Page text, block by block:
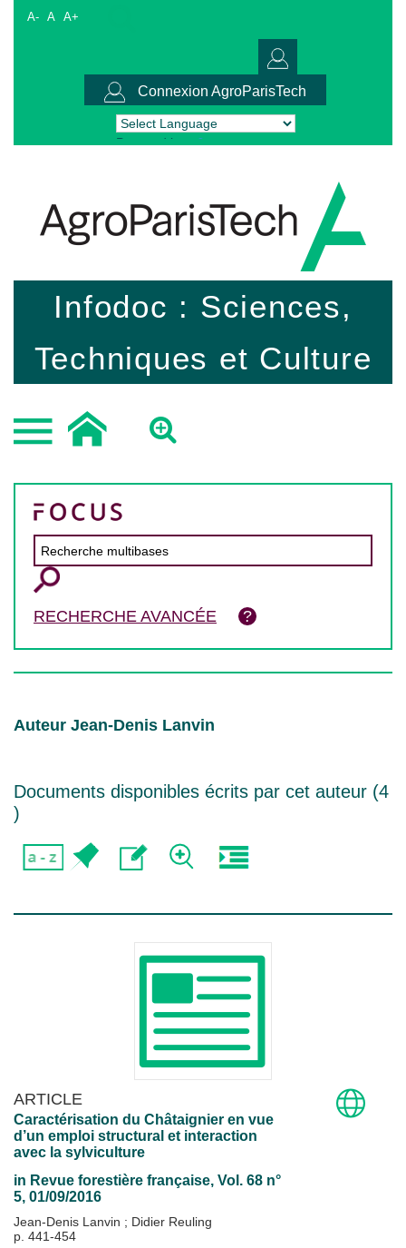
A- A A+
Connexion AgroParisTech
Powered by Translate
Infodoc : Sciences,
Techniques et Culture
RECHERCHE AVANCÉE
Auteur Jean-Denis Lanvin
Documents disponibles écrits par cet auteur (4
)
ARTICLE
Caractérisation du Châtaignier en vue
d’un emploi structural et interaction
avec la sylviculture
in Revue forestière française, Vol. 68 n°
5, 01/09/2016
Jean-Denis Lanvin ; Didier Reuling
p. 441-454